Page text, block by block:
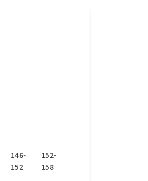
146-
152
152-
158